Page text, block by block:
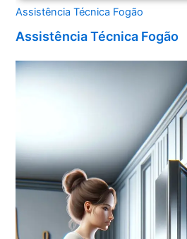
Assistência Técnica Fogão
Assistência Técnica Fogão